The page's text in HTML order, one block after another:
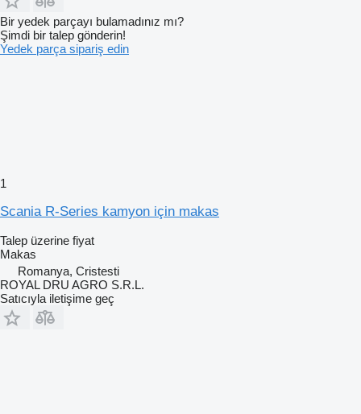
Bir yedek parçayı bulamadınız mı?
Şimdi bir talep gönderin!
Yedek parça sipariş edin
1
Scania R-Series kamyon için makas
Talep üzerine fiyat
Makas
Romanya, Cristesti
ROYAL DRU AGRO S.R.L.
Satıcıyla iletişime geç